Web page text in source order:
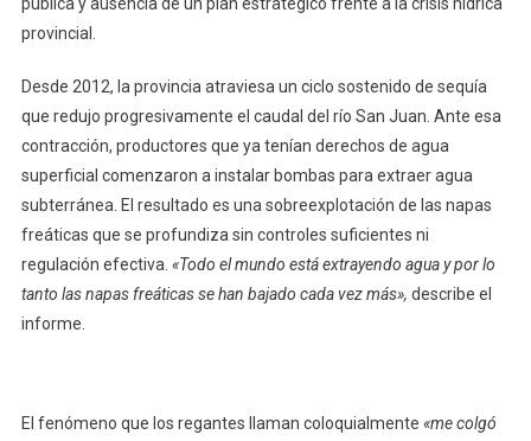
provincial.
Desde 2012, la provincia atraviesa un ciclo sostenido de sequía
que redujo progresivamente el caudal del río San Juan. Ante esa
contracción, productores que ya tenían derechos de agua
superficial comenzaron a instalar bombas para extraer agua
subterránea. El resultado es una sobreexplotación de las napas
freáticas que se profundiza sin controles suficientes ni
regulación efectiva. «Todo el mundo está extrayendo agua y por lo
tanto las napas freáticas se han bajado cada vez más», describe el
informe.
El fenómeno que los regantes llaman coloquialmente «me colgó